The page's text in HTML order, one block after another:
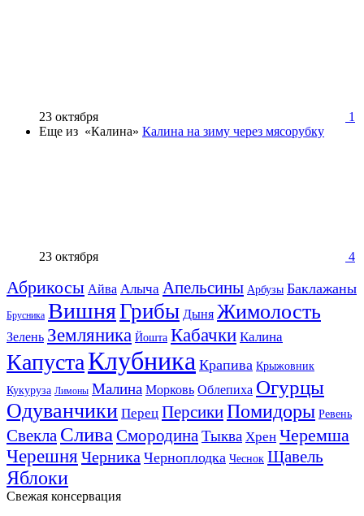
23 октября
1
Еще из «Калина» Калина на зиму через мясорубку
23 октября 4
Абрикосы Айва Алыча Апельсины Арбузы Баклажаны
Брусника ВишняГрибы Дыня Жимолость
Зелень Земляника Йошта Кабачки Калина
КапустаКлубника Крапива Крыжовник
Кукуруза Лимоны Малина Морковь Облепиха Огурцы
Одуванчики Перец ПерсикиПомидоры Ревень
Свекла Слива СмородинаТыква Хрен Черемша
Черешня Черника Черноплодка Чеснок Щавель
Яблоки
Свежая консервация